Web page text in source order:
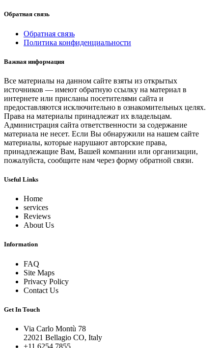
Обратная связь
Обратная связь
Политика конфиденциальности
Важная информация
Все материалы на данном сайте взяты из открытых
источников — имеют обратную ссылку на материал в
интернете или присланы посетителями сайта и
предоставляются исключительно в ознакомительных целях.
Права на материалы принадлежат их владельцам.
Администрация сайта ответственности за содержание
материала не несет. Если Вы обнаружили на нашем сайте
материалы, которые нарушают авторские права,
принадлежащие Вам, Вашей компании или организации,
пожалуйста, сообщите нам через форму обратной связи.
Useful Links
Home
services
Reviews
About Us
Information
FAQ
Site Maps
Privacy Policy
Contact Us
Get In Touch
Via Carlo Montù 78
22021 Bellagio CO, Italy
+11 6254 7855